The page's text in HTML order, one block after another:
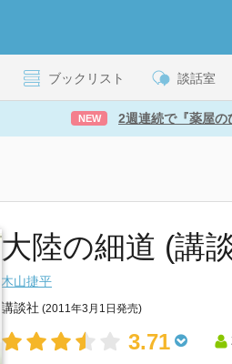
ブックリスト 談話室
NEW 2週連続で『薬屋
大陸の細道 (講
木山捷平
講談社 (2011年3月1日発売)
3.71